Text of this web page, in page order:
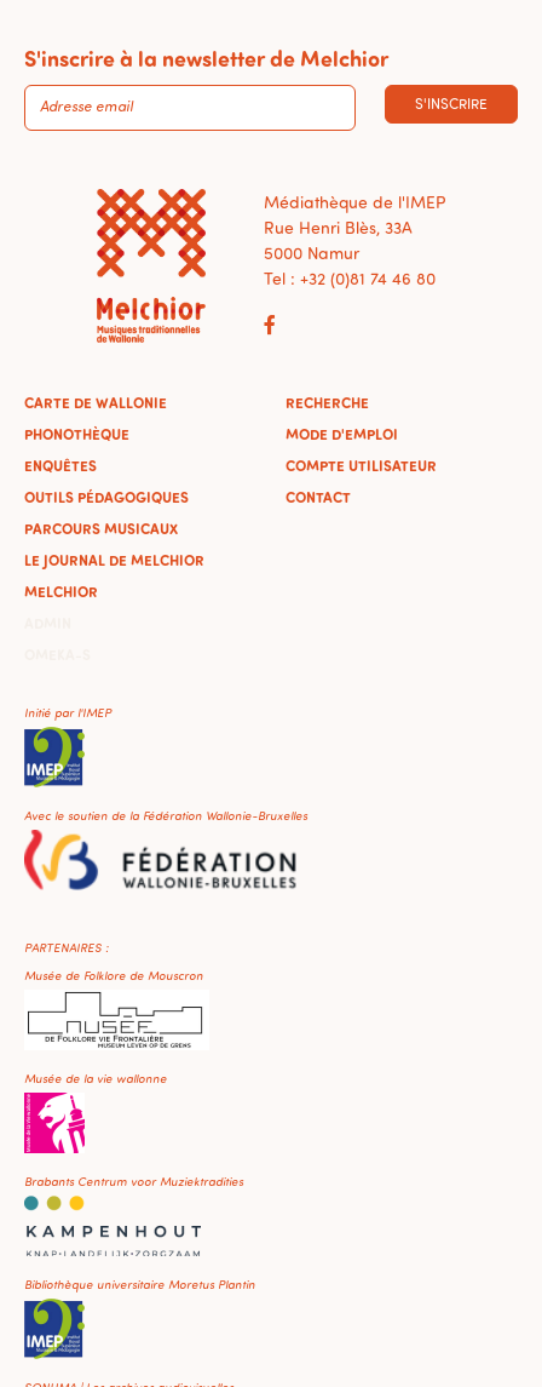
S'inscrire à la newsletter de Melchior
S'INSCRIRE
Médiathèque de l'IMEP
Rue Henri Blès, 33A
5000 Namur
Tel : +32 (0)81 74 46 80
CARTE DE WALLONIE
PHONOTHÈQUE
ENQUÊTES
OUTILS PÉDAGOGIQUES
PARCOURS MUSICAUX
LE JOURNAL DE MELCHIOR
MELCHIOR
RECHERCHE
MODE D'EMPLOI
COMPTE UTILISATEUR
CONTACT
Initié par l'IMEP
Avec le soutien de la Fédération Wallonie-Bruxelles
PARTENAIRES :
Musée de Folklore de Mouscron
Musée de la vie wallonne
Brabants Centrum voor Muziektradities
Bibliothèque universitaire Moretus Plantin